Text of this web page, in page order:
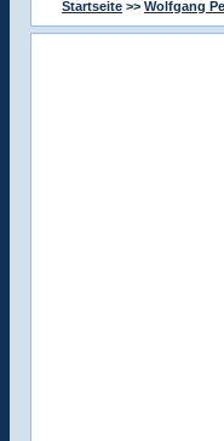
Startseite >> Wolfgang